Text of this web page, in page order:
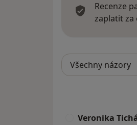
Recenze
zaplatit za
Veronika